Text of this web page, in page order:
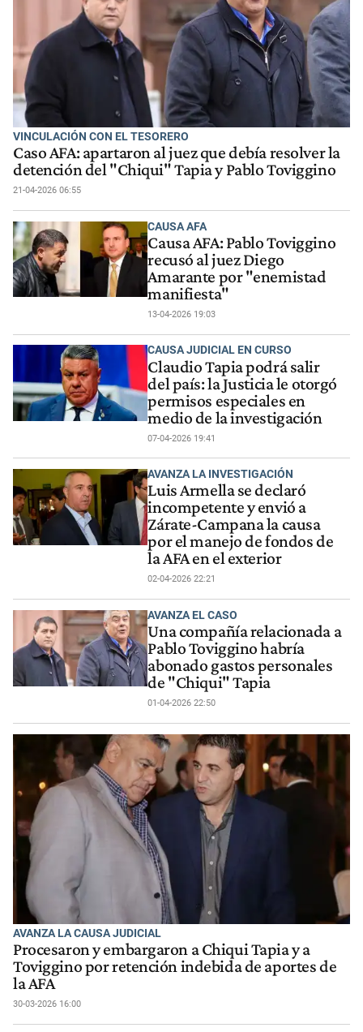
VINCULACIÓN CON EL TESORERO
Caso AFA: apartaron al juez que debía resolver la
detención del "Chiqui" Tapia y Pablo Toviggino
21-04-2026 06:55
CAUSA AFA
Causa AFA: Pablo Toviggino
recusó al juez Diego
Amarante por "enemistad
manifiesta"
13-04-2026 19:03
CAUSA JUDICIAL EN CURSO
Claudio Tapia podrá salir
del país: la Justicia le otorgó
permisos especiales en
medio de la investigación
07-04-2026 19:41
AVANZA LA INVESTIGACIÓN
Luis Armella se declaró
incompetente y envió a
Zárate-Campana la causa
por el manejo de fondos de
la AFA en el exterior
02-04-2026 22:21
AVANZA EL CASO
Una compañía relacionada a
Pablo Toviggino habría
abonado gastos personales
de "Chiqui" Tapia
01-04-2026 22:50
AVANZA LA CAUSA JUDICIAL
Procesaron y embargaron a Chiqui Tapia y a
Toviggino por retención indebida de aportes de
la AFA
30-03-2026 16:00